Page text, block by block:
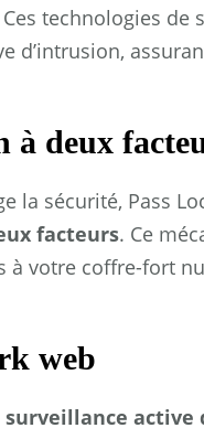
technologies
d’intrusion,
deux
la sécurité, Pass
facteurs. Ce
à votre coffre-fort
web
surveillance active